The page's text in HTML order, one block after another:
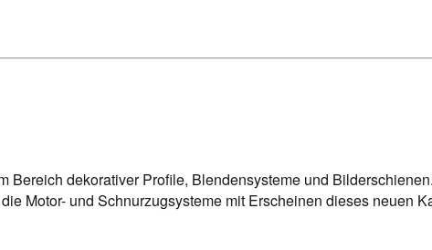
dekorativer Profile, Blendensysteme und
Motor- und Schnurzugsysteme mit Erscheinen dieses neuen